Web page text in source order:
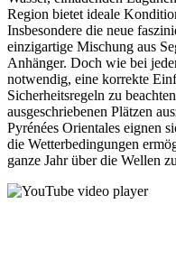
Region bietet ideale
Insbesondere die neue
einzigartige Mischung aus
Anhänger. Doch wie bei
notwendig, eine korrekte
Sicherheitsregeln zu
ausgeschriebenen Plätzen
Pyrénées Orientales eignen
die Wetterbedingungen
ganze Jahr über die Wellen